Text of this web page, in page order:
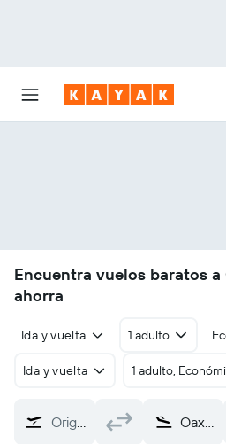
Encuentra vuelos baratos a
ahorra
Ida y vuelta 1 adulto
Ida y vuelta 1 adulto,
Origen Oaxaca